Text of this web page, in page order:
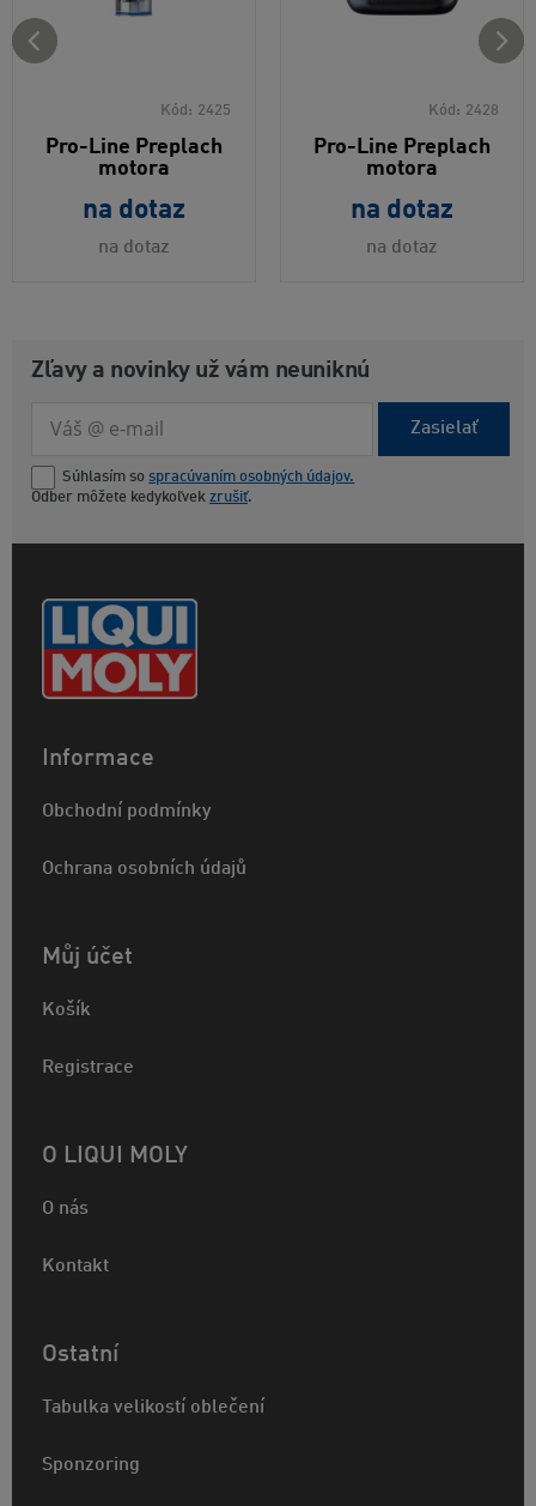
Kód: 2425
Pro-Line Preplach
motora
na dotaz
na dotaz
Kód: 2428
Pro-Line Preplach
motora
na dotaz
na dotaz
Zľavy a novinky už vám neuniknú
Zasielať
Súhlasím so spracúvaním osobných údajov.
Odber môžete kedykoľvek zrušiť.
Informace
Obchodní podmínky
Ochrana osobních údajů
Můj účet
Košík
Registrace
O LIQUI MOLY
O nás
Kontakt
Ostatní
Tabulka velikostí oblečení
Sponzoring